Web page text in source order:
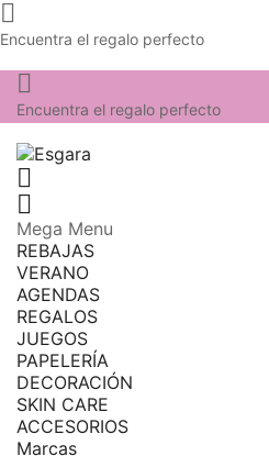

Encuentra el regalo perfecto

Encuentra el regalo perfecto


Mega Menu
REBAJAS
VERANO
AGENDAS
REGALOS
JUEGOS
PAPELERÍA
DECORACIÓN
SKIN CARE
ACCESORIOS
Marcas